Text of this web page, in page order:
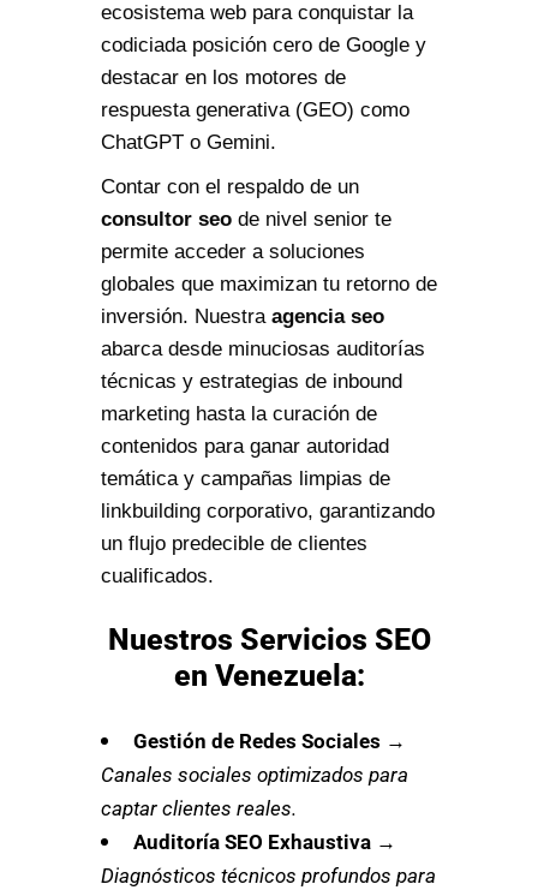
ecosistema web para conquistar la
codiciada posición cero de Google y
destacar en los motores de
respuesta generativa (GEO) como
ChatGPT o Gemini.
Contar con el respaldo de un
consultor seo de nivel senior te
permite acceder a soluciones
globales que maximizan tu retorno de
inversión. Nuestra agencia seo
abarca desde minuciosas auditorías
técnicas y estrategias de inbound
marketing hasta la curación de
contenidos para ganar autoridad
temática y campañas limpias de
linkbuilding corporativo, garantizando
un flujo predecible de clientes
cualificados.
Nuestros Servicios SEO
en Venezuela:
Gestión de Redes Sociales →
Canales sociales optimizados para
captar clientes reales.
Auditoría SEO Exhaustiva →
Diagnósticos técnicos profundos para